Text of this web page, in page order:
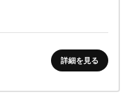
詳細を見る